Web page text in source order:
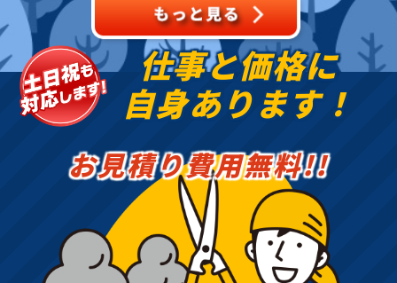
仕事と価格に
自身あります！
お見積り費用無料!!